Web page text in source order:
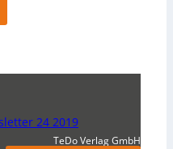
24 2019
TeDo Verlag GmbH